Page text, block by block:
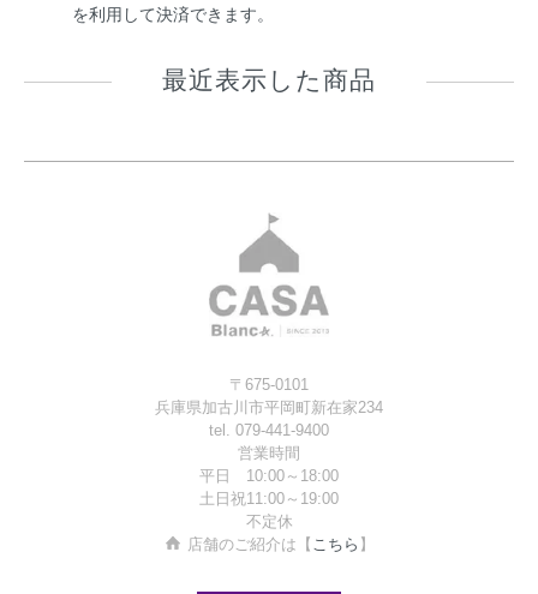
を利用して決済できます。
最近表示した商品
〒675-0101
兵庫県加古川市平岡町新在家234
tel. 079-441-9400
営業時間
平日 10:00～18:00
土日祝11:00～19:00
不定休
店舗のご紹介は【 こちら 】